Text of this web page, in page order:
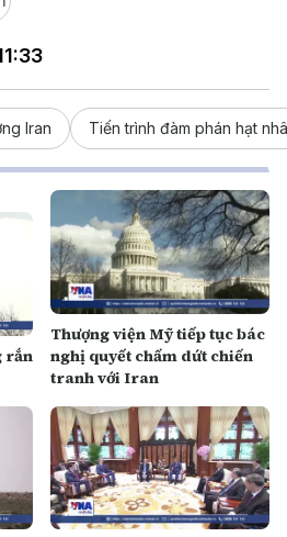
Iran Tiến trình đàm phán hạt
rắn
Thượng viện Mỹ tiếp tục bác
nghị quyết chấm dứt chiến
tranh với Iran